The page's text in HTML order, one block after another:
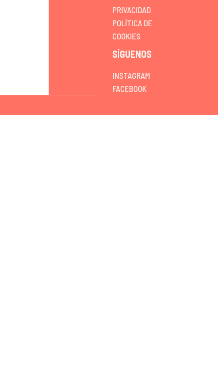
PRIVACIDAD
POLÍTICA DE
COOKIES
SÍGUENOS
INSTAGRAM
FACEBOOK